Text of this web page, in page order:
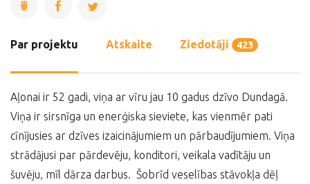
Par projektu Atskaite Ziedotāji 423
Aļonai ir 52 gadi, viņa ar vīru jau 10 gadus dzīvo Dundagā.
Viņa ir sirsnīga un enerģiska sieviete, kas vienmēr pati
cīnījusies ar dzīves izaicinājumiem un pārbaudījumiem. Viņa
strādājusi par pārdevēju, konditori, veikala vadītāju un
šuvēju, mīl dārza darbus. Šobrīd veselības stāvokļa dēļ